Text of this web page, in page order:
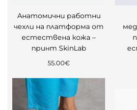
Анатомични работни
чехли на платформа от
естествена кожа –
принт SkinLab
55.00€